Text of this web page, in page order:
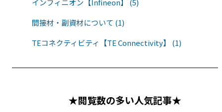
インフィニオン【Infineon】 (5)
間接材・副資材について (1)
TEコネクティビティ【TE Connectivity】 (1)
★閲覧数の多い人気記事★